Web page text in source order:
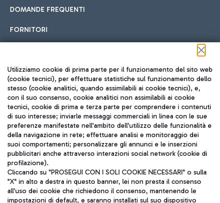
DOMANDE FREQUENTI
FORNITORI
Seguici sui social
TRAVEL JOURNAL
ITA
Utilizziamo cookie di prima parte per il funzionamento del sito web
(cookie tecnici), per effettuare statistiche sul funzionamento dello
stesso (cookie analitici, quando assimilabili ai cookie tecnici), e,
con il suo consenso, cookie analitici non assimilabili ai cookie
tecnici, cookie di prima e terza parte per comprendere i contenuti
di suo interesse; inviarle messaggi commerciali in linea con le sue
preferenze manifestate nell'ambito dell'utilizzo delle funzionalità e
della navigazione in rete; effettuare analisi e monitoraggio dei
suoi comportamenti; personalizzare gli annunci e le inserzioni
pubblicitari anche attraverso interazioni social network (cookie di
profilazione).
Cliccando su "PROSEGUI CON I SOLI COOKIE NECESSARI" o sulla
"X" in alto a destra in questo banner, lei non presta il consenso
all'uso dei cookie che richiedono il consenso, mantenendo le
impostazioni di default, e saranno installati sul suo dispositivo